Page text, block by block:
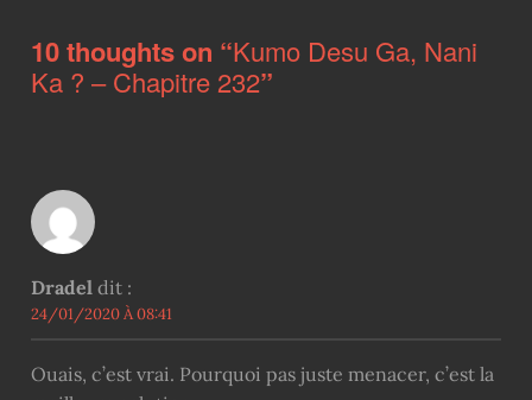
10 thoughts on “Kumo Desu Ga, Nani
Ka ? – Chapitre 232”
Dradel dit :
24/01/2020 À 08:41
Ouais, c’est vrai. Pourquoi pas juste menacer, c’est la